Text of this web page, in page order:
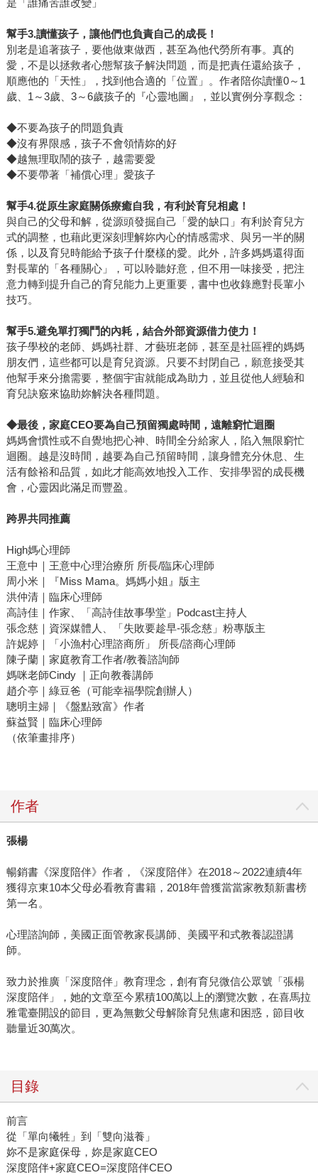
是「誰痛苦誰改變」
幫手3.讀懂孩子，讓他們也負責自己的成長！
別老是追著孩子，要他做東做西，甚至為他代勞所有事。真的
愛，不是以拯救者心態幫孩子解決問題，而是把責任還給孩子，
順應他的「天性」，找到他合適的「位置」。作者陪你讀懂0～1
歲、1～3歲、3～6歲孩子的『心靈地圖』，並以實例分享觀念：
◆不要為孩子的問題負責
◆沒有界限感，孩子不會領情妳的好
◆越無理取鬧的孩子，越需要愛
◆不要帶著「補償心理」愛孩子
幫手4.從原生家庭關係療癒自我，有利於育兒相處！
與自己的父母和解，從源頭發掘自己「愛的缺口」有利於育兒方
式的調整，也藉此更深刻理解妳內心的情感需求、與另一半的關
係，以及育兒時能給予孩子什麼樣的愛。此外，許多媽媽還得面
對長輩的「各種關心」，可以聆聽好意，但不用一味接受，把注
意力轉到提升自己的育兒能力上更重要，書中也收錄應對長輩小
技巧。
幫手5.避免單打獨鬥的內耗，結合外部資源借力使力！
孩子學校的老師、媽媽社群、才藝班老師，甚至是社區裡的媽媽
朋友們，這些都可以是育兒資源。只要不封閉自己，願意接受其
他幫手來分擔需要，整個宇宙就能成為助力，並且從他人經驗和
育兒訣竅來協助妳解決各種問題。
◆最後，家庭CEO要為自己預留獨處時間，遠離窮忙迴圈
媽媽會慣性或不自覺地把心神、時間全分給家人，陷入無限窮忙
迴圈。越是沒時間，越要為自己預留時間，讓身體充分休息、生
活有餘裕和品質，如此才能高效地投入工作、安排學習的成長機
會，心靈因此滿足而豐盈。
跨界共同推薦
High媽心理師
王意中｜王意中心理治療所 所長/臨床心理師
周小米｜『Miss Mama。媽媽小姐』版主
洪仲清｜臨床心理師
高詩佳｜作家、「高詩佳故事學堂」Podcast主持人
張念慈｜資深媒體人、「失敗要趁早-張念慈」粉專版主
許妮婷｜「小漁村心理諮商所」 所長/諮商心理師
陳子蘭｜家庭教育工作者/教養諮詢師
媽咪老師Cindy ｜正向教養講師
趙介亭｜綠豆爸（可能幸福學院創辦人）
聰明主婦｜《盤點致富》作者
蘇益賢｜臨床心理師
（依筆畫排序）
作者
張楊
暢銷書《深度陪伴》作者，《深度陪伴》在2018～2022連續4年
獲得京東10本父母必看教育書籍，2018年曾獲當當家教類新書榜
第一名。
心理諮詢師，美國正面管教家長講師、美國平和式教養認證講
師。
致力於推廣「深度陪伴」教育理念，創有育兒微信公眾號「張楊
深度陪伴」，她的文章至今累積100萬以上的瀏覽次數，在喜馬拉
雅電臺開設的節目，更為無數父母解除育兒焦慮和困惑，節目收
聽量近30萬次。
目錄
前言
從「單向犧牲」到「雙向滋養」
妳不是家庭保母，妳是家庭CEO
深度陪伴+家庭CEO=深度陪伴CEO